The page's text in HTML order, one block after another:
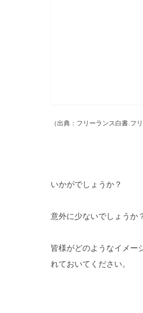
（出典：フリーランス白書.フ
いかがでしょうか？
意外に少ないでしょうか
皆様がどのようなイメー
れておいてください。